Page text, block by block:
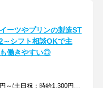
イーツやプリンの製造ST
～シフト相談OKで主
働きやすい◎
平日：時給1,230円～(土日祝：時給1,300円～)＋交通費